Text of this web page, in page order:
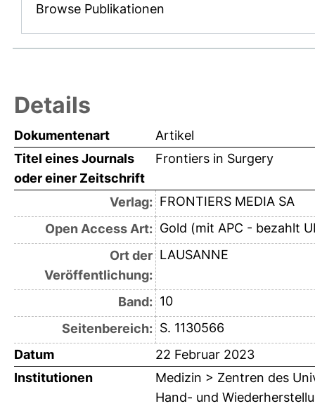
Browse Publikationen
Details
Dokumentenart
Artikel
Titel eines Journals
oder einer Zeitschrift
Frontiers in Surgery
Verlag: FRONTIERS MEDIA SA
Open Access Art: Gold (mit APC - bezahlt
Ort der
Veröffentlichung:
LAUSANNE
Band: 10
Seitenbereich: S. 1130566
Datum
22 Februar 2023
Institutionen
Medizin > Zentren des
Hand- und